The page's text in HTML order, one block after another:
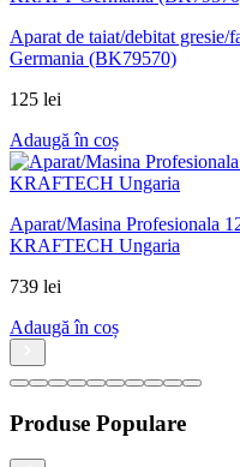
Aparat de taiat/debitat
Germania (BK79570)
125 lei
Adaugă în coș
Aparat/Masina Profesionala
KRAFTECH Ungaria
739 lei
Adaugă în coș
Produse Populare